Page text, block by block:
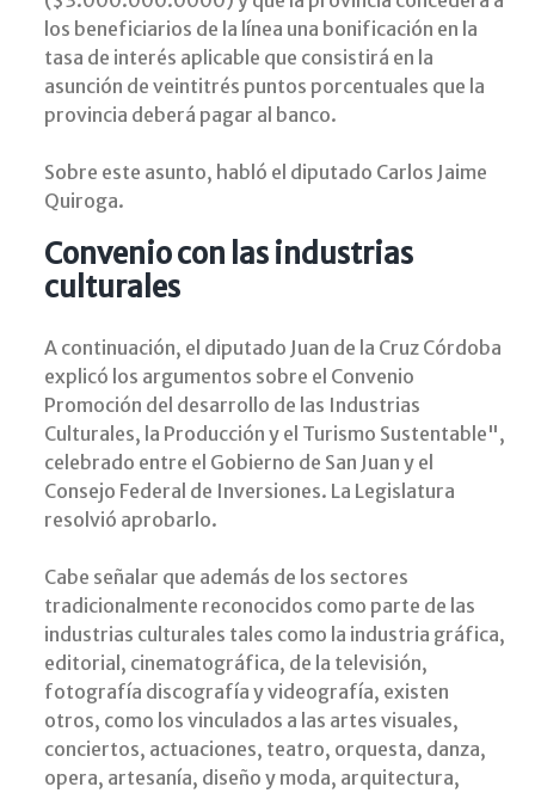
los beneficiarios de la línea una bonificación en la
tasa de interés aplicable que consistirá en la
asunción de veintitrés puntos porcentuales que la
provincia deberá pagar al banco.
Sobre este asunto, habló el diputado Carlos Jaime
Quiroga.
Convenio con las industrias
culturales
A continuación, el diputado Juan de la Cruz Córdoba
explicó los argumentos sobre el Convenio
Promoción del desarrollo de las Industrias
Culturales, la Producción y el Turismo Sustentable",
celebrado entre el Gobierno de San Juan y el
Consejo Federal de Inversiones. La Legislatura
resolvió aprobarlo.
Cabe señalar que además de los sectores
tradicionalmente reconocidos como parte de las
industrias culturales tales como la industria gráfica,
editorial, cinematográfica, de la televisión,
fotografía discografía y videografía, existen
otros, como los vinculados a las artes visuales,
conciertos, actuaciones, teatro, orquesta, danza,
opera, artesanía, diseño y moda, arquitectura,